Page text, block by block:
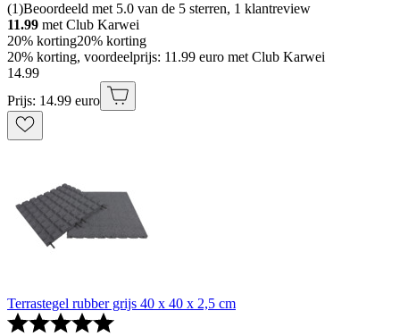
(1)Beoordeeld met 5.0 van de 5 sterren, 1 klantreview
11.99 met Club Karwei
20% korting20% korting
20% korting, voordeelprijs: 11.99 euro met Club Karwei
14.99
Prijs: 14.99 euro
Terrastegel rubber grijs 40 x 40 x 2,5 cm